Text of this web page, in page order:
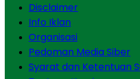
Disclaimer
Info Iklan
Organisasi
Pedoman Media Siber
Syarat dan Ketentuan